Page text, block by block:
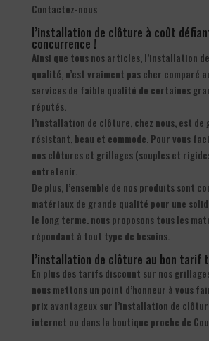
Contactez-nous
l’installation de clôture à coût
concurrence !
Ainsi que tous nos articles, l’installation
qualité, n’est vraiment pas cher comparé
services de faible qualité de certaines
réputés.
l’installation de clôture, chez nous, est de
résistant, beau et commode. Pour vous
nos clôtures et grillages (souples et
entretenir.
De plus, l’ensemble de nos produits sont
matériaux de grande qualité pour une
le long terme. nous proposons tous les
répondant à tout type de besoins.
l’installation de clôture au bon tarif
En plus des tarifs discount sur nos
nous mettons un point d’honneur à vous
prix avantageux sur l’installation de
internet ou dans la boutique proche de